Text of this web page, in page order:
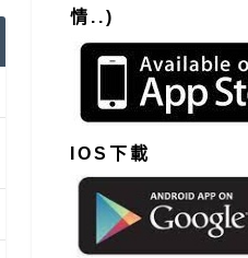
情..)
IOS 下載